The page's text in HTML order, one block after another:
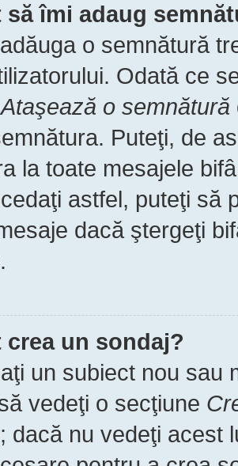
să îmi adaug
o semnătură
Odată ce
Ataşează o semnătură
Puteţi, de
la toate mesajele
astfel, puteţi să
dacă ştergeţi
crea un sondaj?
un subiect nou sau
vedeţi o secţiune
dacă nu vedeţi acest